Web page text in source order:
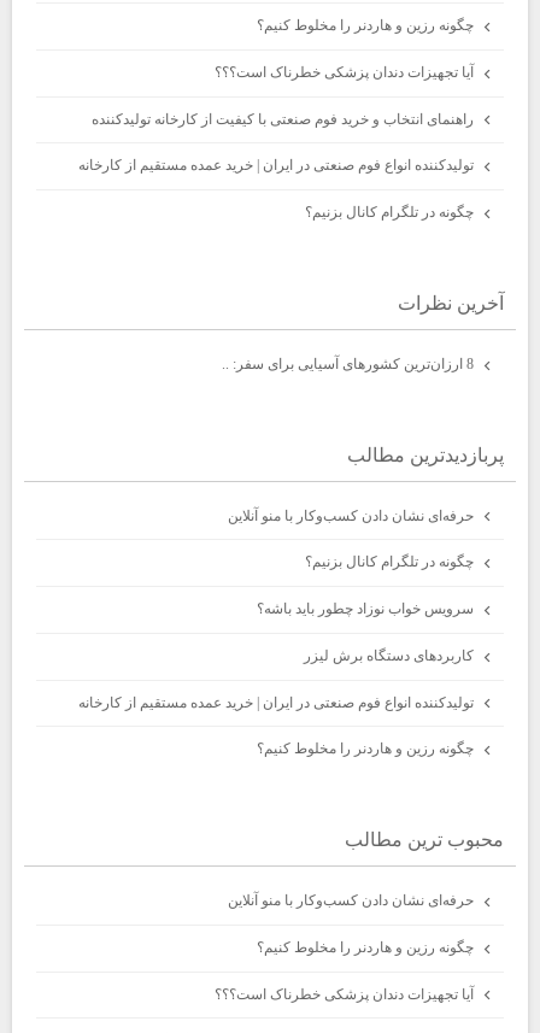
چگونه رزین و هاردنر را مخلوط کنیم؟
آیا تجهیزات دندان پزشکی خطرناک است؟؟؟
راهنمای انتخاب و خرید فوم صنعتی با کیفیت از کارخانه تولیدکننده
تولیدکننده انواع فوم صنعتی در ایران | خرید عمده مستقیم از کارخانه
چگونه در تلگرام کانال بزنیم؟
آخرين نظرات
8 ارزان‌ترین کشورهای آسیایی برای سفر: ..
پربازديدترين مطالب
حرفه‌ای نشان دادن کسب‌وکار با منو آنلاین
چگونه در تلگرام کانال بزنیم؟
سرویس خواب نوزاد چطور باید باشه؟
کاربردهای دستگاه برش لیزر
تولیدکننده انواع فوم صنعتی در ایران | خرید عمده مستقیم از کارخانه
چگونه رزین و هاردنر را مخلوط کنیم؟
محبوب ترين مطالب
حرفه‌ای نشان دادن کسب‌وکار با منو آنلاین
چگونه رزین و هاردنر را مخلوط کنیم؟
آیا تجهیزات دندان پزشکی خطرناک است؟؟؟